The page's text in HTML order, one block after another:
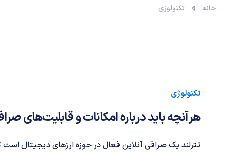
خانه تکنولوژی
تکنولوژی
هرآنچه باید درباره امکانات و قابلیت‌های
تترلند یک صرافی آنلاین فعال در حوزه ارزهای دیجیتال